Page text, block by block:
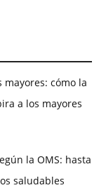
cómo la
a los mayores
la OMS: hasta
saludables